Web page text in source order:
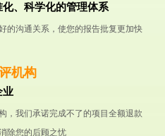
、科学化的管理体系
的沟通关系，使您的报告批复更加快
机构
业
，我们承诺完成不了的项目全额退款
除您的后顾之忧